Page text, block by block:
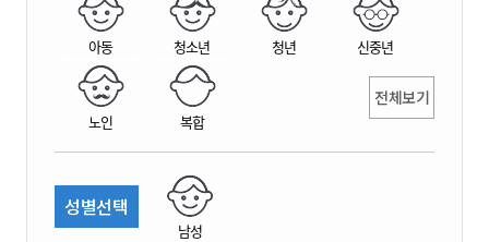
아동 청소년 청년 신중년
노인 복합
전체보기
성별선택
남성